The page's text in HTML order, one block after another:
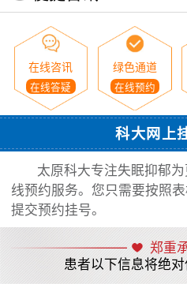
在线咨讯
在线答疑
绿色通道
在线预约
科大网上
太原科大专注失眠抑郁
线预约服务。您只需要按照
提交预约挂号。
郑重
患者以下信息将绝